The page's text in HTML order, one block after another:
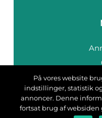
På vores website
indstillinger, statistik
annoncer. Denne
fortsat brug af